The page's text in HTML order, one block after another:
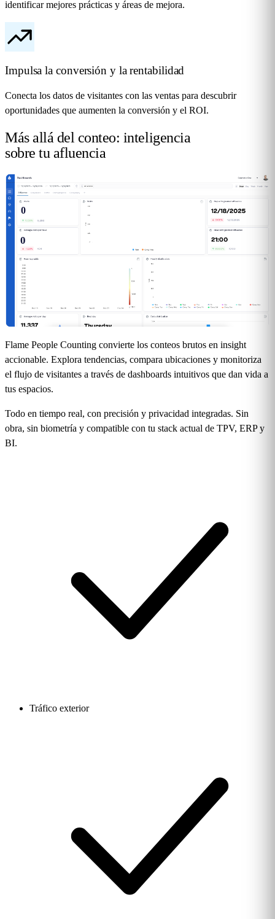
identificar mejores prácticas y áreas de mejora.
Impulsa la conversión y la rentabilidad
Conecta los datos de visitantes con las ventas para descubrir
oportunidades que aumenten la conversión y el ROI.
Más allá del conteo: inteligencia
sobre tu afluencia
0
0
Flame People Counting convierte los conteos brutos en insight
accionable. Explora tendencias, compara ubicaciones y monitoriza
el flujo de visitantes a través de dashboards intuitivos que dan vida a
tus espacios.
Todo en tiempo real, con precisión y privacidad integradas. Sin
obra, sin biometría y compatible con tu stack actual de TPV, ERP y
BI.
Tráfico exterior